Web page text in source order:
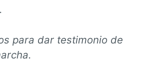
para dar testimonio de